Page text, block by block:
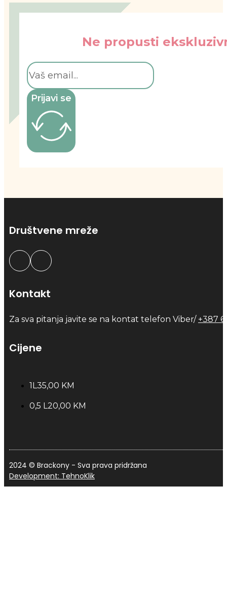
Ne propusti
Prijavi se
Društvene mreže
Kontakt
Za sva pitanja javite se na kontat telefon Viber/+387
Cijene
1L 35,00 KM
0,5 L 20,00 KM
2024 © Brackony - Sva prava pridržana
Development: TehnoKlik